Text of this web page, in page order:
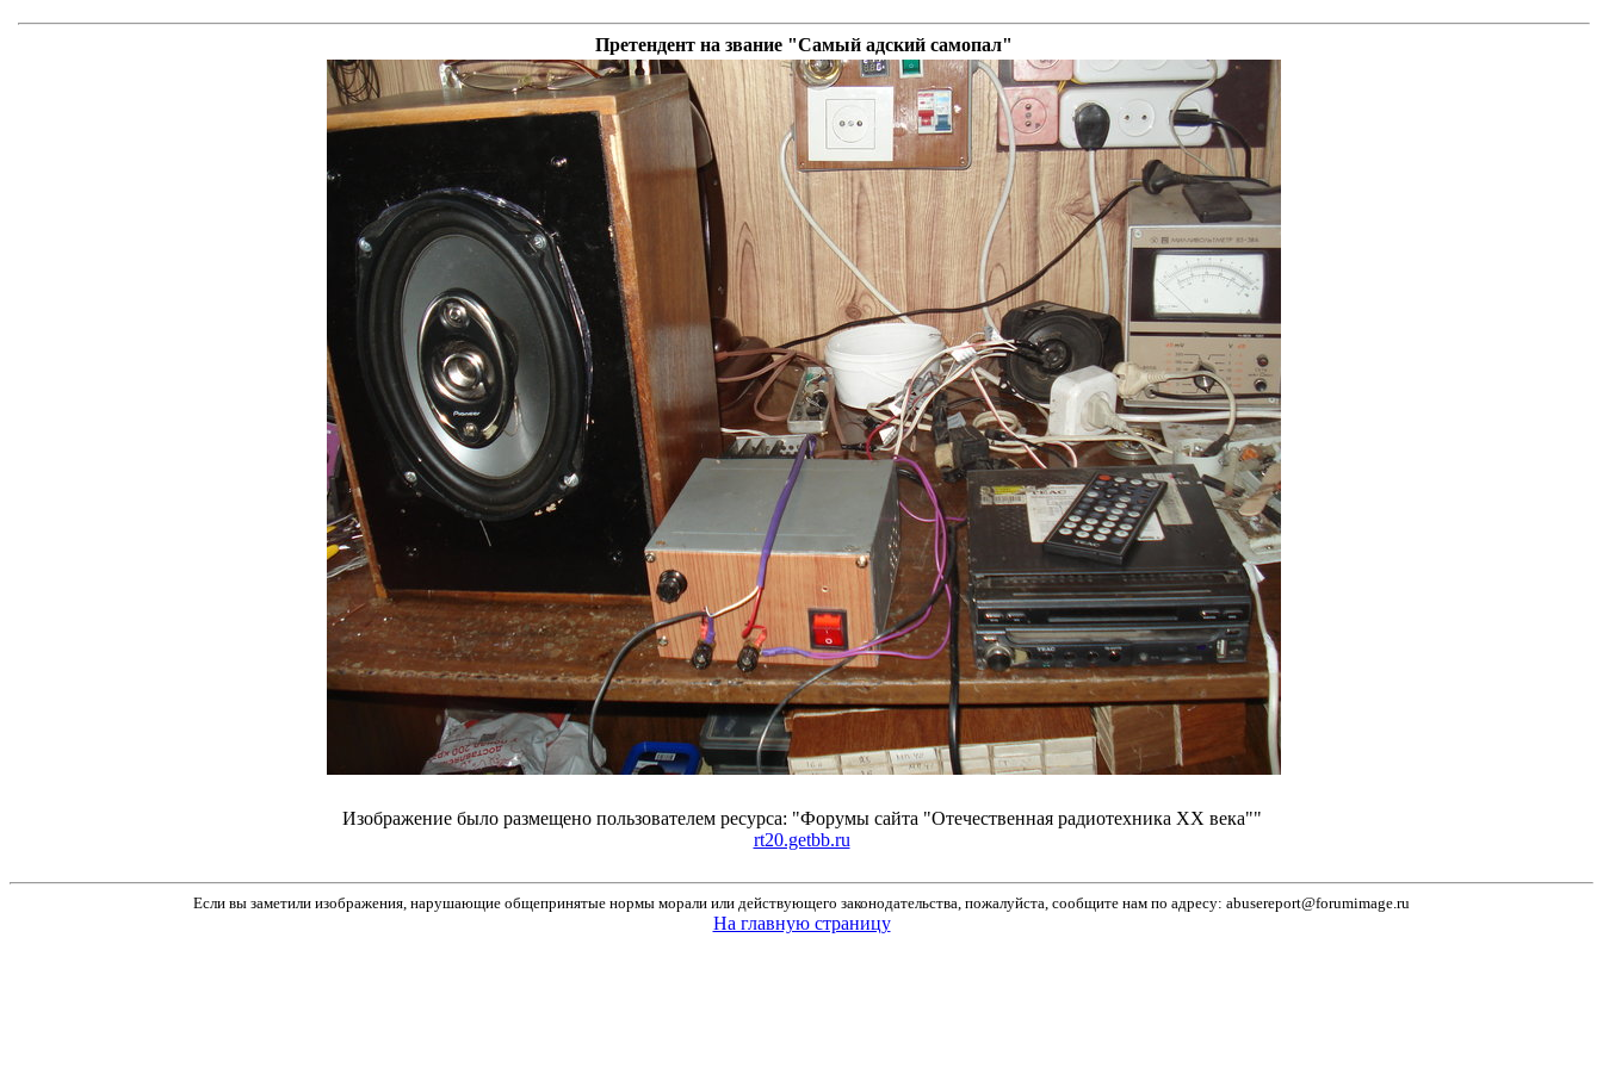
Претендент на звание "Самый адский самопал"
Изображение было размещено пользователем ресурса: "Форумы сайта "Отечественная радиотехника ХХ века""
rt20.getbb.ru
Если вы заметили изображения, нарушающие общепринятые нормы морали или действующего законодательства, пожалуйста, сообщите нам по адресу: abusereport@forumimage.ru
На главную страницу